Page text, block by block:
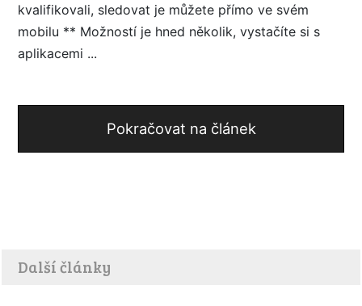
kvalifikovali, sledovat je můžete přímo ve svém
mobilu ** Možností je hned několik, vystačíte si s
aplikacemi ...
Pokračovat na článek
Další články